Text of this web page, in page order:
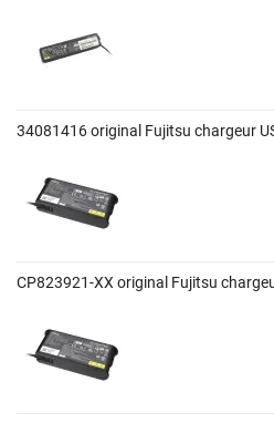
34081416 original Fujitsu chargeur
CP823921-XX original Fujitsu